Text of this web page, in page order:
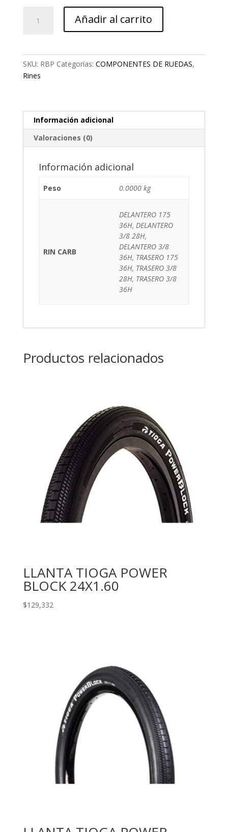
RANDOM
Añadir al carrito
SKU: RBP Categorías: COMPONENTES DE RUEDAS,
Rines
Información adicional
Valoraciones (0)
Información adicional
Peso 0.0000 kg
RIN CARB
DELANTERO 175
36H, DELANTERO
3/8 28H,
DELANTERO 3/8
36H, TRASERO 175
36H, TRASERO 3/8
28H, TRASERO 3/8
36H
Productos relacionados
LLANTA TIOGA POWER
BLOCK 24X1.60
$129,332